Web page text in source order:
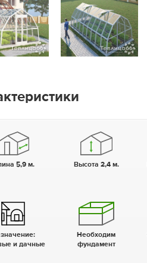
5,9 м. Высота 2,4 м.
и дачные
Необходим
фундамент